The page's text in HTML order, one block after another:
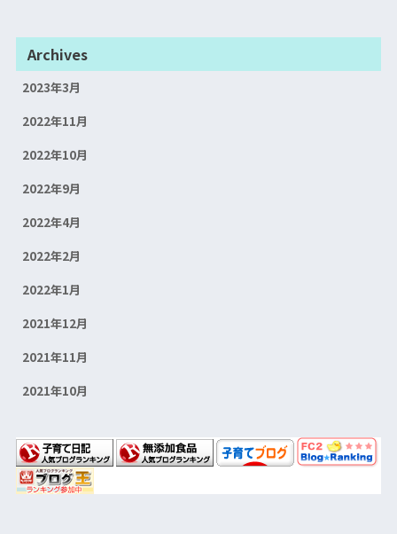
Archives
2023年3月
2022年11月
2022年10月
2022年9月
2022年4月
2022年2月
2022年1月
2021年12月
2021年11月
2021年10月